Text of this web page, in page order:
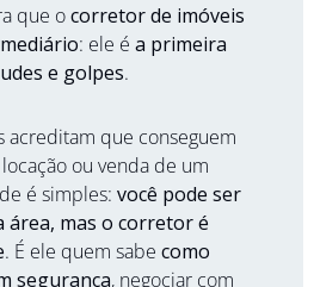
que o corretor de imóveis
: ele é a primeira
e golpes.
que conseguem
ou venda de um
é simples: você pode ser
área, mas o corretor é
. É ele quem sabe como
segurança, negociar com